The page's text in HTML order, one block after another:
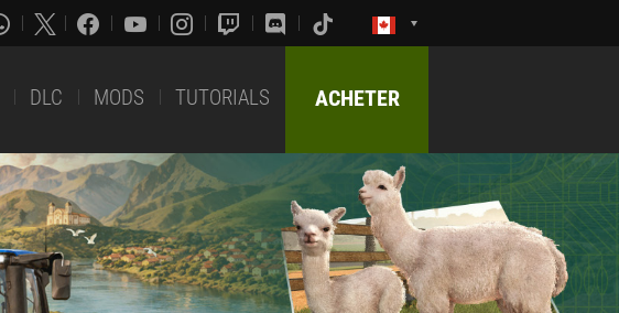
DLC MODS TUTORIALS ACHETER